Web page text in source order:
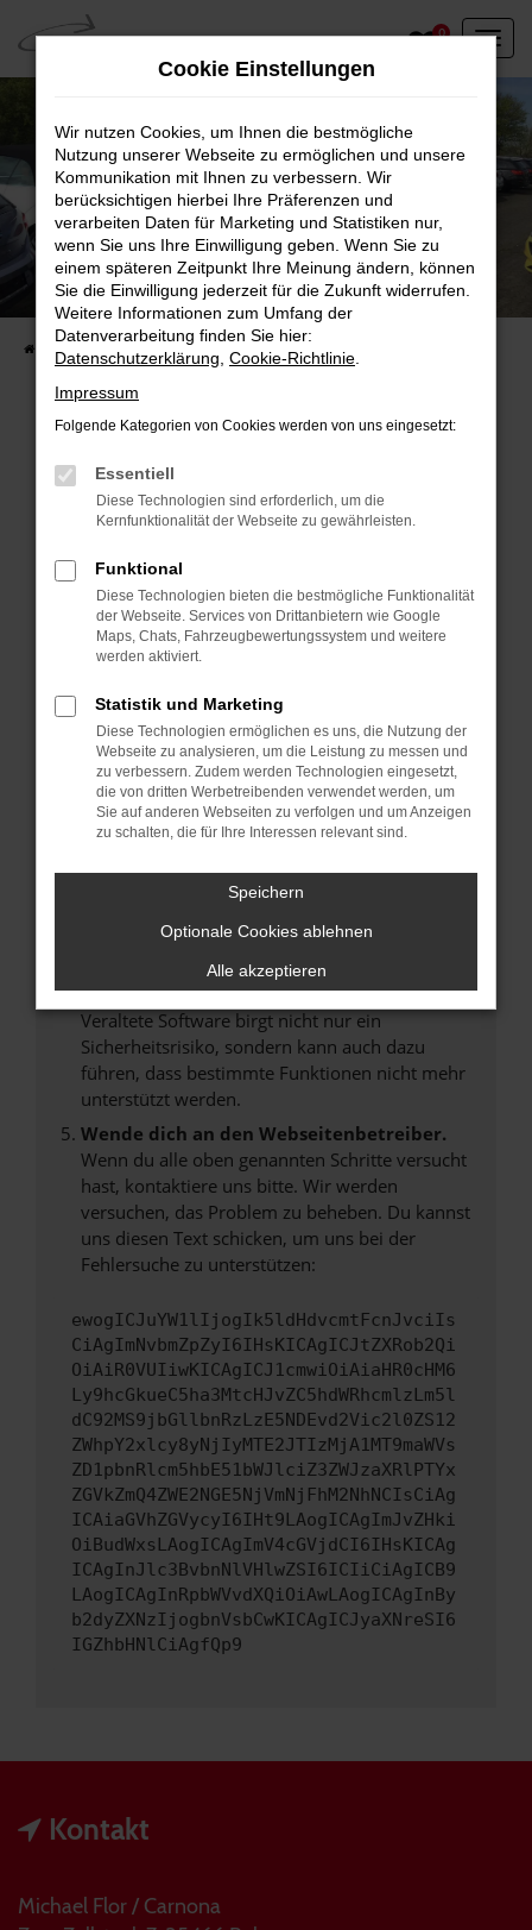
Zum
Hauptinhalt
springen
0
Unser Fahrzeugbestand vor Ort
Entdecken Sie unsere sofort verfügbaren
Fahrzeugangebote
Fehler: Network Error
Beim Laden ist ein Fehler aufgetreten.
Hier sind ein paar Tipps, die dir helfen können:
Überprüfe deine Firewall und deine
Internetverbindung.
Laden andere Webseiten, zum Beispiel deine
Suchmaschine?
Manche Erweiterungen, wie Werbeblocker,
können das Laden bestimmter Seiten
verhindern. Funktioniert die Seite in einem
anderen Browser oder in einem privaten
Fenster?
Das kann manchmal helfen, vorübergehende
Probleme zu beheben.
Stelle sicher, dass dein Browser und dein
Betriebssystem auf dem neuesten Stand
sind.
Veraltete Software birgt nicht nur ein
Sicherheitsrisiko, sondern kann auch dazu
führen, dass bestimmte Funktionen nicht mehr
unterstützt werden.
Wende dich an den Webseitenbetreiber.
Wenn du alle oben genannten Schritte versucht
hast, kontaktiere uns bitte. Wir werden
versuchen, das Problem zu beheben. Du kannst
uns diesen Text schicken, um uns bei der
Fehlersuche zu unterstützen:
ewogICJuYW1lIjogIk5ldHdvcmtFcnJvciIs
CiAgImNvbmZpZyI6IHsKICAgICJtZXRob2Qi
OiAiR0VUIiwKICAgICJ1cmwiOiAiaHR0cHM6
Ly9hcGkueC5ha3MtcHJvZC5hdWRhcmlzLm5l
dC92MS9jbGllbnRzLzE5NDEvd2Vic2l0ZS12
ZWhpY2xlcy8yNjIyMTE2JTIzMjA1MT9maWVs
ZD1pbnRlcm5hbE51bWJlciZ3ZWJzaXRlPTYx
ZGVkZmQ4ZWE2NGE5NjVmNjFhM2NhNCIsCiAg
ICAiaGVhZGVycyI6IHt9LAogICAgImJvZHki
OiBudWxsLAogICAgImV4cGVjdCI6IHsKICAg
ICAgInJlc3BvbnNlVHlwZSI6ICIiCiAgICB9
LAogICAgInRpbWVvdXQiOiAwLAogICAgInBy
b2dyZXNzIjogbnVsbCwKICAgICJyaXNreSI6
IGZhbHNlCiAgfQp9
Kontakt
Michael Flor / Carnona
Cookie Einstellungen
Wir nutzen Cookies, um Ihnen die bestmögliche
Nutzung unserer Webseite zu ermöglichen und unsere
Kommunikation mit Ihnen zu verbessern. Wir
berücksichtigen hierbei Ihre Präferenzen und
verarbeiten Daten für Marketing und Statistiken nur,
wenn Sie uns Ihre Einwilligung geben. Wenn Sie zu
einem späteren Zeitpunkt Ihre Meinung ändern, können
Sie die Einwilligung jederzeit für die Zukunft widerrufen.
Weitere Informationen zum Umfang der
Datenverarbeitung finden Sie hier:
Datenschutzerklärung Cookie-Richtlinie
Impressum
Folgende Kategorien von Cookies werden von uns eingesetzt:
Essentiell
Diese Technologien sind erforderlich, um die
Kernfunktionalität der Webseite zu gewährleisten.
Funktional
Diese Technologien bieten die bestmögliche Funktionalität
der Webseite. Services von Drittanbietern wie Google
Maps, Chats, Fahrzeugbewertungssystem und weitere
werden aktiviert.
Statistik und Marketing
Diese Technologien ermöglichen es uns, die Nutzung der
Webseite zu analysieren, um die Leistung zu messen und
zu verbessern. Zudem werden Technologien eingesetzt,
die von dritten Werbetreibenden verwendet werden, um
Sie auf anderen Webseiten zu verfolgen und um Anzeigen
zu schalten, die für Ihre Interessen relevant sind.
Speichern
Optionale Cookies ablehnen
Alle akzeptieren